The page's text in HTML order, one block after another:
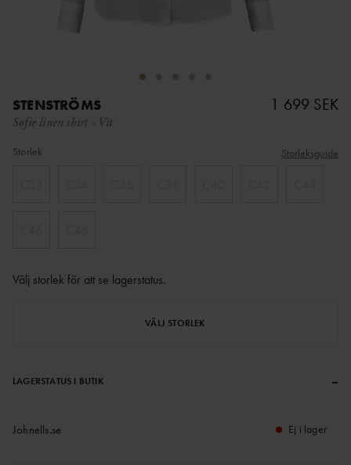
STENSTRÖMS
Sofie linen shirt - Vit
1 699 SEK
Storlek Storleksguide
Välj storlek för att se lagerstatus.
VÄLJ STORLEK
LAGERSTATUS I BUTIK –
Johnells.se Ej i lager